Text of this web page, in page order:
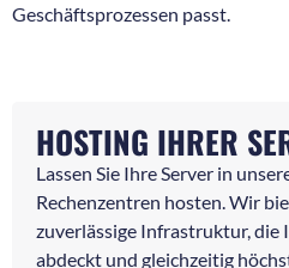
Geschäftsprozessen passt.
HOSTING IHRER
Lassen Sie Ihre Server in
Rechenzentren hosten. Wir
zuverlässige Infrastruktur, die
abdeckt und gleichzeitig